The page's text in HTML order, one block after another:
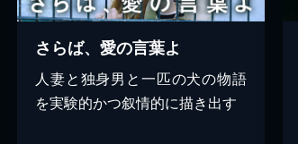
さらば、愛の言葉よ
人妻と独身男と一匹の犬の物語
を実験的かつ叙情的に描き出す